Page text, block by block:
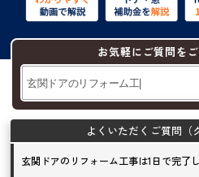
お気軽にご質問を
玄関ドアのリフォーム工事は1日で完了